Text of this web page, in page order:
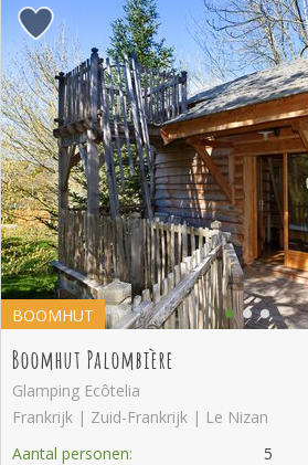
BOOMHUT
Boomhut Palombière
Glamping Ecôtelia
Frankrijk | Zuid-Frankrijk | Le Nizan
Aantal personen:
5